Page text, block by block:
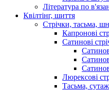
Література по
Квілтінг, шиття
Стрічки, тасьма,
Капронові
Сатинові
Люрексові
Тасьма, сутаж